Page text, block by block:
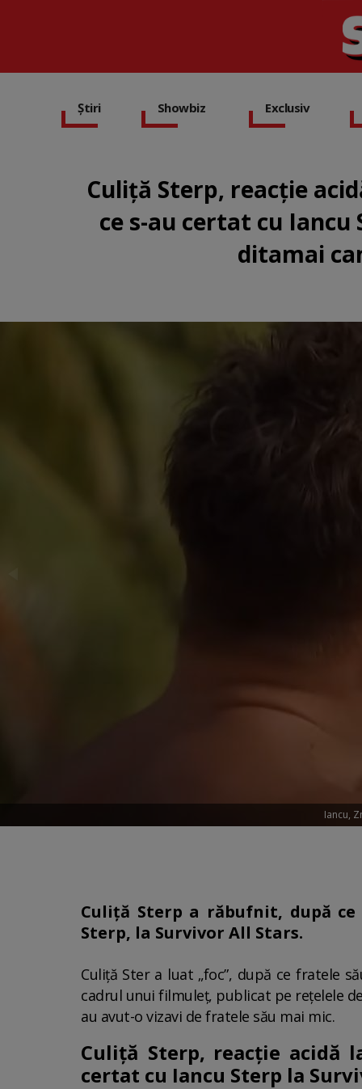
Știri Showbiz Exclusiv
Culiță Sterp, reacție
ce s-au certat cu
ditamai
Iancu,
Culiță Sterp a răbufnit, după
Sterp, la Survivor All Stars.
Culiță Ster a luat „foc”, după ce fratele
cadrul unui filmuleț, publicat pe rețelele
au avut-o vizavi de fratele său mai mic.
Culiță Sterp, reacție acidă
certat cu Iancu Sterp la